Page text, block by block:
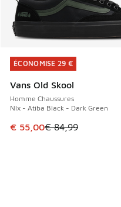
ÉCONOMISE 29 €
Vans Old Skool
Homme Chaussures
Nlx - Atiba Black - Dark Green
Cet article est en
€ 55,00€ 84,99
ÉCONOMISE 29 €